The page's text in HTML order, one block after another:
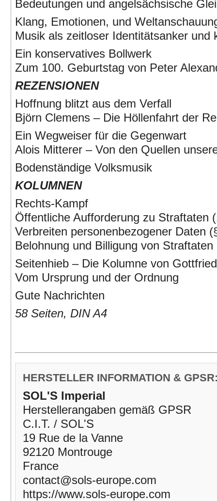
Bedeutungen und angelsächsische
Klang, Emotionen, und
Musik als zeitloser Identitätsanker und
Ein konservatives Bollwerk
Zum 100. Geburtstag von Peter
REZENSIONEN
Hoffnung blitzt aus dem Verfall
Björn Clemens – Die Höllenfahrt der
Ein Wegweiser für die Gegenwart
Alois Mitterer – Von den Quellen
Bodenständige Volksmusik
KOLUMNEN
Rechts-Kampf
Öffentliche Aufforderung zu Straftaten
Verbreiten personenbezogener Daten
Belohnung und Billigung von
Seitenhieb – Die Kolumne von
Vom Ursprung und der Ordnung
Gute Nachrichten
58 Seiten, DIN A4
HERSTELLER INFORMATION &
SOL'S Imperial
Herstellerangaben gemäß GPSR
C.I.T. / SOL'S
19 Rue de la Vanne
92120 Montrouge
France
contact@sols-europe.com
https://www.sols-europe.com